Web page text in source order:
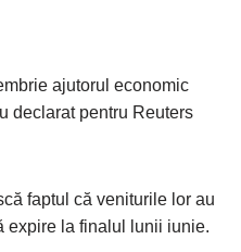
ajutorul economic
declarat pentru Reuters
faptul că veniturile lor au
expire la finalul lunii iunie.